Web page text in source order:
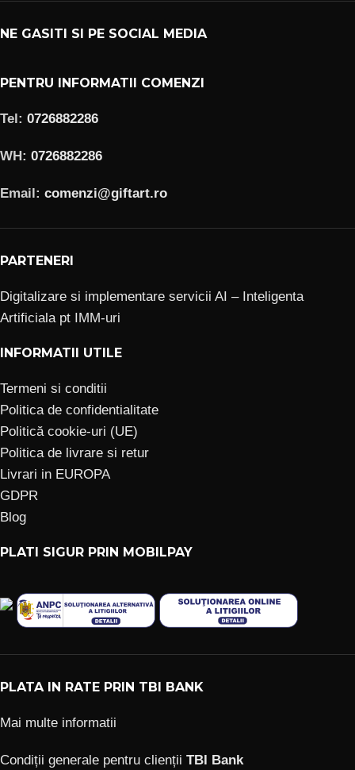
NE GASITI SI PE SOCIAL MEDIA
PENTRU INFORMATII COMENZI
Tel: 0726882286
WH: 0726882286
Email: comenzi@giftart.ro
PARTENERI
Digitalizare si implementare servicii AI – Inteligenta
Artificiala pt IMM-uri
INFORMATII UTILE
Termeni si conditii
Politica de confidentialitate
Politică cookie-uri (UE)
Politica de livrare si retur
Livrari in EUROPA
GDPR
Blog
PLATI SIGUR PRIN MOBILPAY
PLATA IN RATE PRIN TBI BANK
Mai multe informatii
Condiții generale pentru clienții TBI Bank